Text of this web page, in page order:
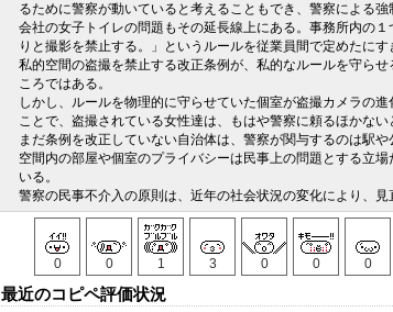
るために警察が動いていると考えることもでき、警察による強
会社の女子トイレの問題もその延長線上にある。事務所内の
りと撮影を禁止する。」というルールを従業員間で定めたにす
私的空間の盗撮を禁止する改正条例が、私的なルールを守ら
ころではある。
しかし、ルールを物理的に守らせていた個室が盗撮カメラの
ことで、盗撮されている女性達は、もはや警察に頼るほかない
まだ条例を改正していない自治体は、警察が関与するのは駅
空間内の部屋や個室のプライバシーは民事上の問題とする立
いる。
警察の民事不介入の原則は、近年の社会状況の変化により、見
0 0 1 3 0 0 0
最近のコピペ評価状況